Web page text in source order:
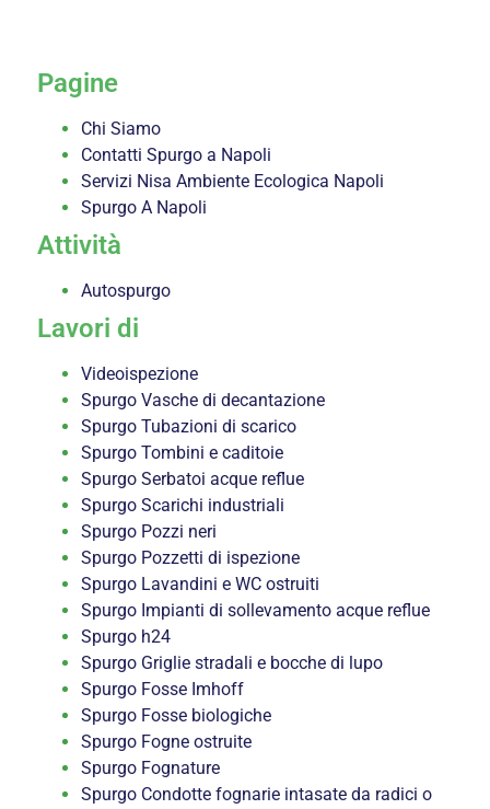
Pagine
Chi Siamo
Contatti Spurgo a Napoli
Servizi Nisa Ambiente Ecologica Napoli
Spurgo A Napoli
Attività
Autospurgo
Lavori di
Videoispezione
Spurgo Vasche di decantazione
Spurgo Tubazioni di scarico
Spurgo Tombini e caditoie
Spurgo Serbatoi acque reflue
Spurgo Scarichi industriali
Spurgo Pozzi neri
Spurgo Pozzetti di ispezione
Spurgo Lavandini e WC ostruiti
Spurgo Impianti di sollevamento acque reflue
Spurgo h24
Spurgo Griglie stradali e bocche di lupo
Spurgo Fosse Imhoff
Spurgo Fosse biologiche
Spurgo Fogne ostruite
Spurgo Fognature
Spurgo Condotte fognarie intasate da radici o